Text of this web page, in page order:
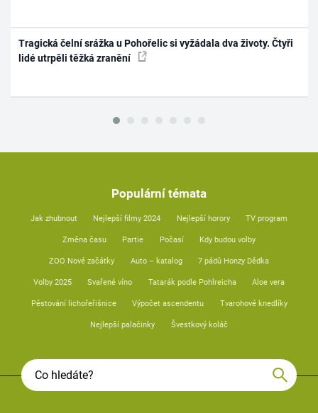
Tragická čelní srážka u Pohořelic si vyžádala dva životy. Čtyři
lidé utrpěli těžká zranění
Populární témata
Jak zhubnout Nejlepší filmy 2024 Nejlepší horory TV program
Změna času Partie Počasí Kdy budou volby
ZOO Nové začátky Auto – katalog 7 pádů Honzy Dědka
Volby 2025 Svařené víno Tatarák podle Pohlreicha Aloe vera
Pěstování lichořeřišnice Výpočet ascendentu Tvarohové knedlíky
Nejlepší palačinky Švestkový koláč